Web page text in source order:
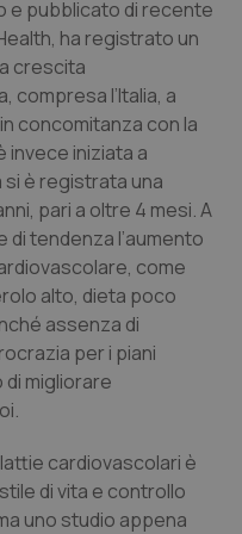
e pubblicato di recente
ha registrato un
crescita
compresa l’Italia, a
in concomitanza con la
invece iniziata a
si è registrata una
pari a oltre 4 mesi. A
tendenza l’aumento
come
alto, dieta poco
assenza di
per i piani
migliorare
cardiovascolari è
di vita e controllo
uno studio appena